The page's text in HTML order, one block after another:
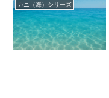
カニ（海）シリーズ